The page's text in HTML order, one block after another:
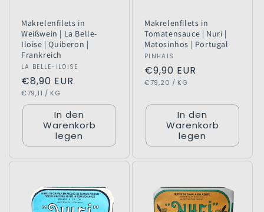
Makrelenfilets in
Weißwein | La Belle-
Iloise | Quiberon |
Frankreich
Anbieter:
LA BELLE-ILOISE
Normaler
Preis
€8,90 EUR
GRUNDPREIS
€79,11 / PRO
KG
In den
Warenkorb
legen
Makrelenfilets in
Tomatensauce | Nuri |
Matosinhos | Portugal
Anbieter:
PINHAIS
Normaler
Preis
€9,90 EUR
GRUNDPREIS
€79,20 / PRO
KG
In den
Warenkorb
legen